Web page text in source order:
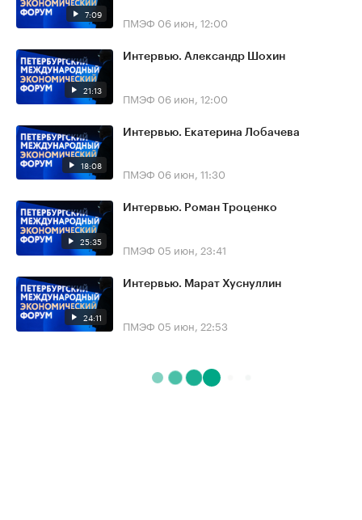
7:09 ПМЭФ 06 июн, 12:00
21:13
Интервью. Александр Шохин
ПМЭФ 06 июн, 12:00
18:08
Интервью. Екатерина Лобачева
ПМЭФ 06 июн, 11:30
25:35
Интервью. Роман Троценко
ПМЭФ 05 июн, 23:41
24:11
Интервью. Марат Хуснуллин
ПМЭФ 05 июн, 22:53